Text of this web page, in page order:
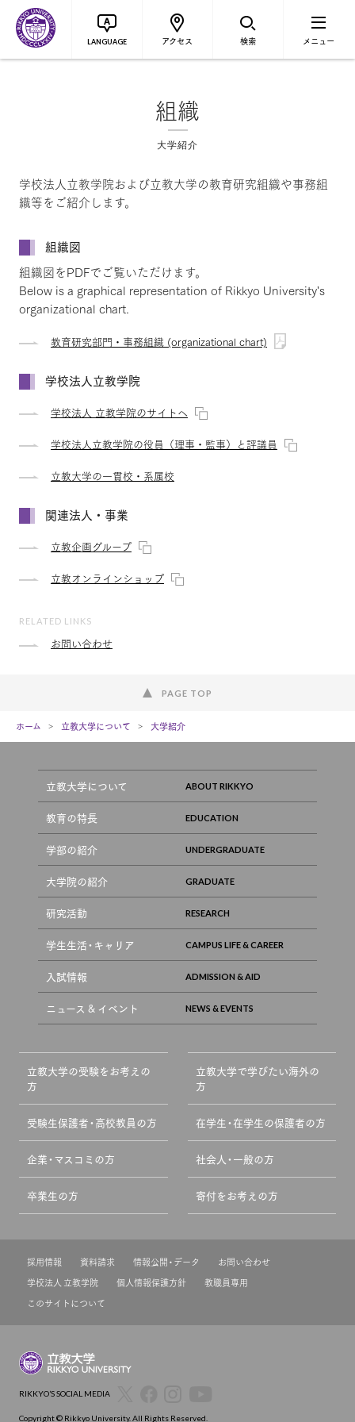
LANGUAGE アクセス 検索 メニュー
組織
大学紹介
学校法人立教学院および立教大学の教育研究組織や事務組
織等をご紹介します。
組織図
組織図をPDFでご覧いただけます。
Below is a graphical representation of Rikkyo University's
organizational chart.
教育研究部門・事務組織 (organizational chart)
学校法人立教学院
学校法人 立教学院のサイトへ
学校法人立教学院の役員（理事・監事）と評議員
立教大学の一貫校・系属校
関連法人・事業
立教企画グループ
立教オンラインショップ
RELATED LINKS
お問い合わせ
PAGE TOP
ホーム 立教大学について 大学紹介
立教大学について
教育の特長
学部の紹介
大学院の紹介
研究活動
学生生活・キャリア
入試情報
ニュース & イベント
立教大学の受験をお考えの
方
立教大学で学びたい海外の
方
受験生保護者・高校教員の方 在学生・在学生の保護者の方
企業・マスコミの方 社会人・一般の方
卒業生の方 寄付をお考えの方
採用情報 資料請求 情報公開・データ
お問い合わせ
学校法人 立教学院
個人情報保護方針
教職員専用
このサイトについて
Copyright © Rikkyo University. All Rights Reserved.
RIKKYO’S SOCIAL MEDIA